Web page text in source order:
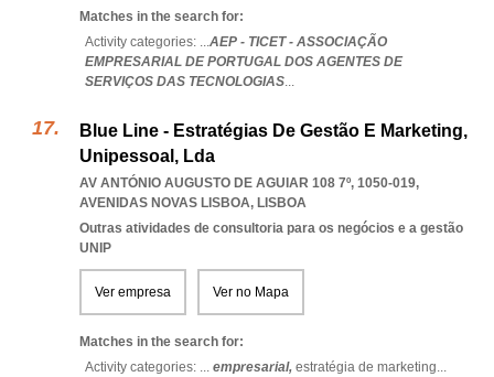
Matches in the search for:
Activity categories: ...AEP - TICET - ASSOCIAÇÃO
EMPRESARIAL DE PORTUGAL DOS AGENTES DE
SERVIÇOS DAS TECNOLOGIAS...
Blue Line - Estratégias De Gestão E Marketing,
Unipessoal, Lda
AV ANTÓNIO AUGUSTO DE AGUIAR 108 7º, 1050-019,
AVENIDAS NOVAS LISBOA, LISBOA
Outras atividades de consultoria para os negócios e a gestão
UNIP
Ver empresa Ver no Mapa
Matches in the search for:
Activity categories: ... empresarial, estratégia de marketing...